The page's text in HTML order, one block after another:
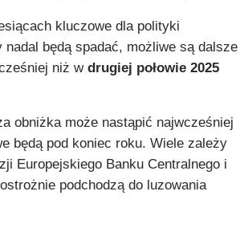
kluczowe dla polityki
będą spadać, możliwe są dalsze
niż wdrugiej połowie 2025
obniżka może nastąpić najwcześniej
będą pod koniec roku. Wiele zależy
Europejskiego Banku Centralnego i
podchodzą do luzowania